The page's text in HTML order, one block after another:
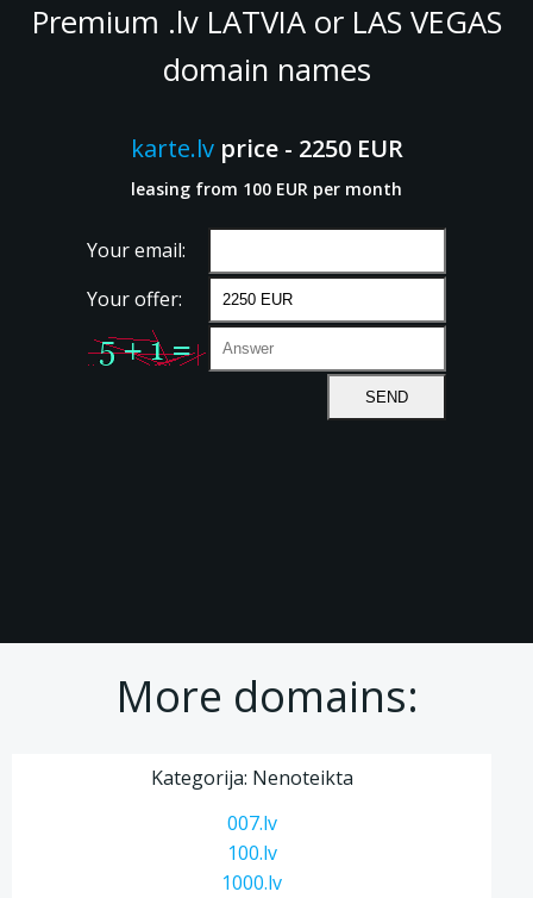
Premium .lv LATVIA or LAS VEGAS
domain names
karte.lvprice - 2250 EUR
leasing from 100 EUR per month
Your email:
Your offer:
More domains:
Kategorija: Nenoteikta
007.lv
100.lv
1000.lv